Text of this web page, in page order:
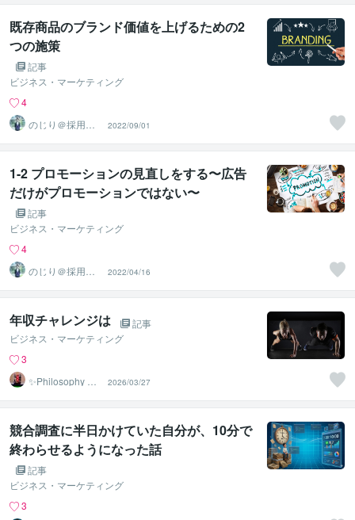
既存商品のブランド価値を上げるための2
つの施策
記事
ビジネス・マーケティング
4
のじり＠採用サ
ポーター
2022/09/01
1-2 プロモーションの見直しをする〜広告
だけがプロモーションではない〜
記事
ビジネス・マーケティング
4
のじり＠採用サ
ポーター
2022/04/16
年収チャレンジは
記事
ビジネス・マーケティング
3
✨Philosophy Va
2026/03/27
競合調査に半日かけていた自分が、10分で
終わらせるようになった話
記事
ビジネス・マーケティング
3